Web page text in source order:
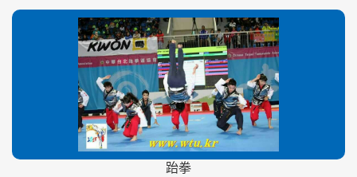
跆拳